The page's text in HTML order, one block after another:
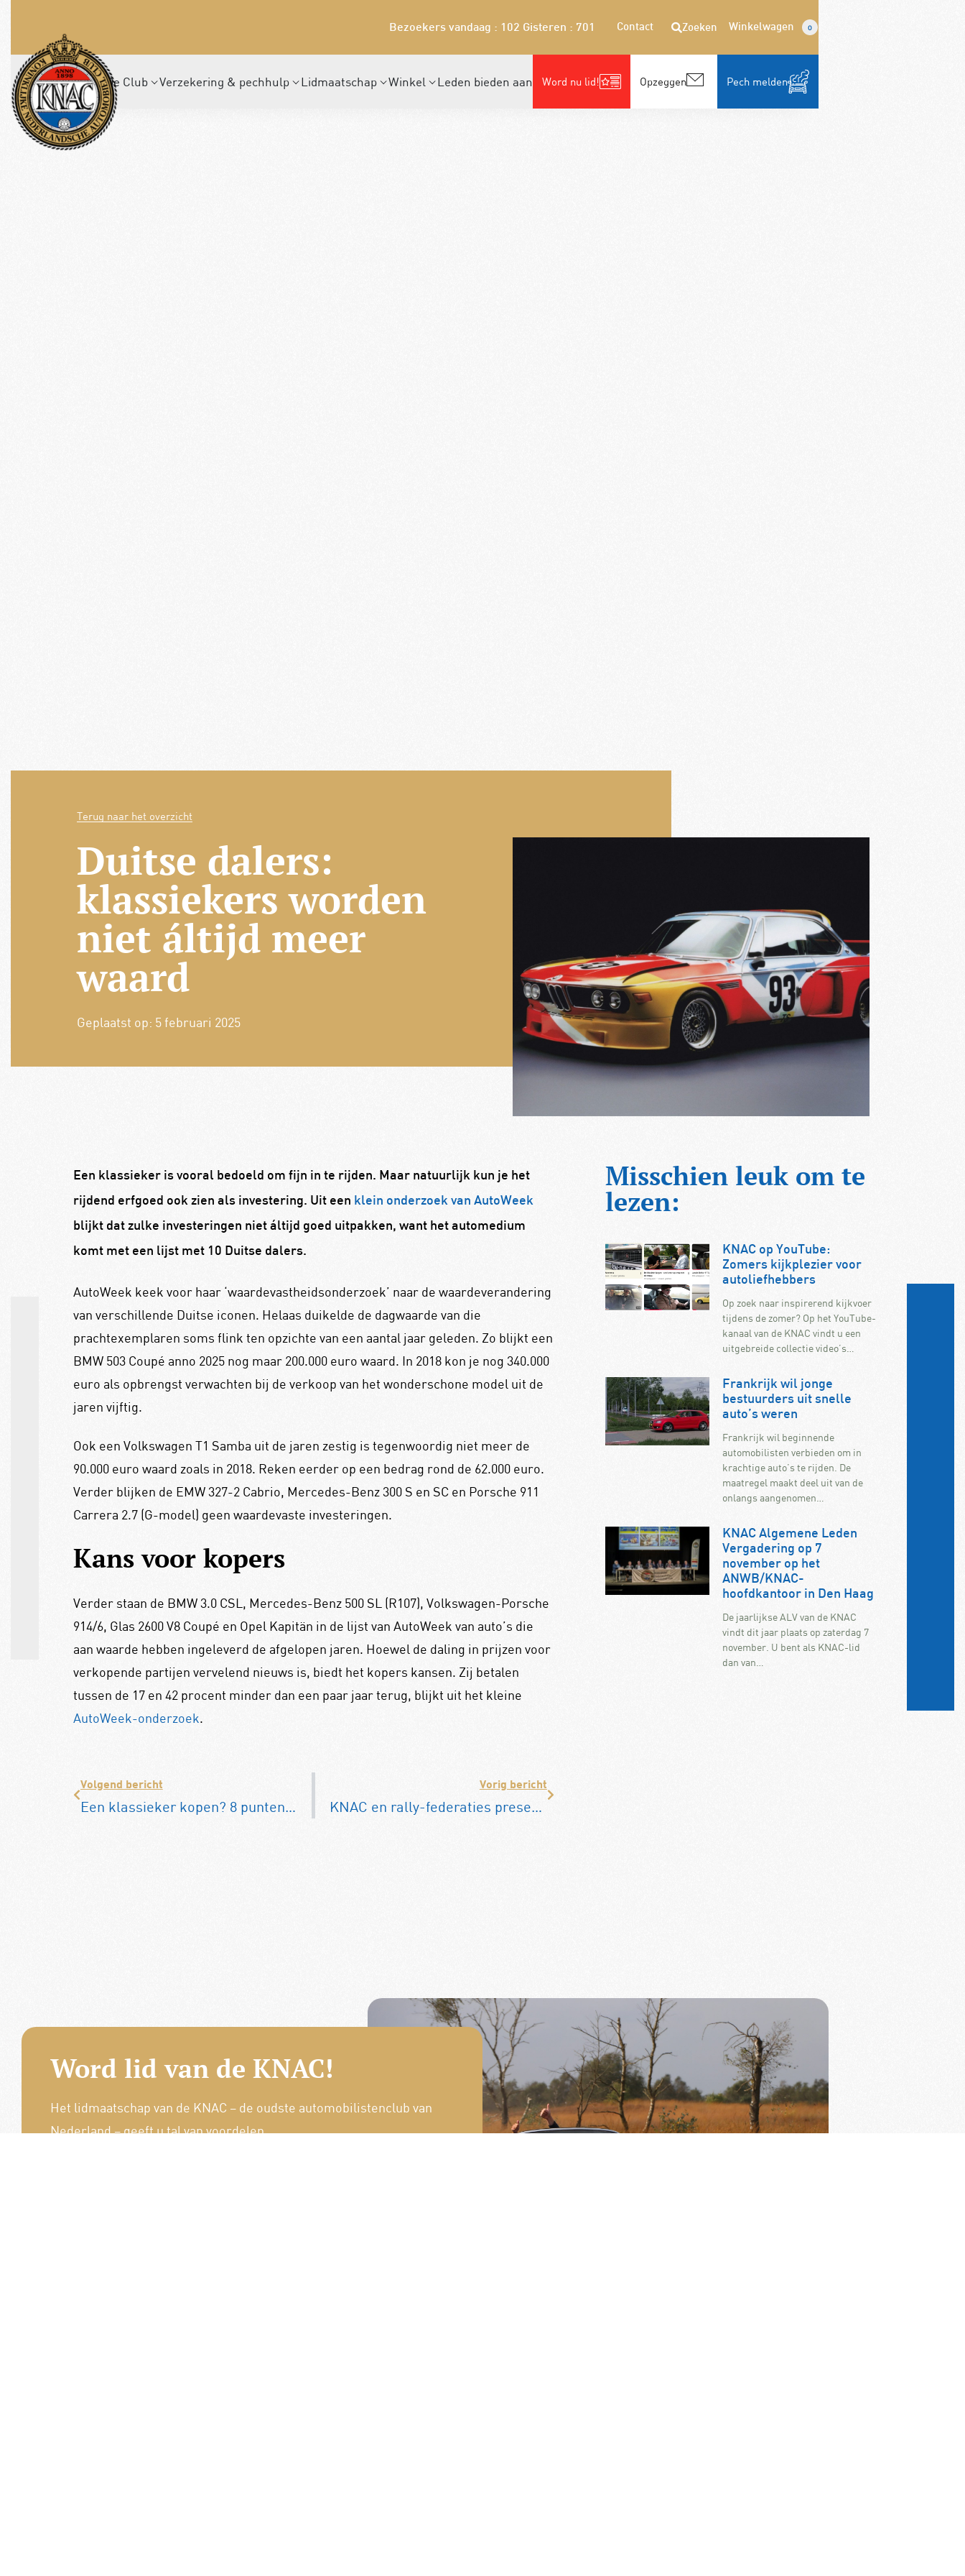
Bezoekers vandaag : 102 Gisteren : 701 Contact Zoeken Winkelwagen 0
De Club Verzekering & pechhulp Lidmaatschap Winkel Leden bieden aan Word nu lid! Opzeggen Pech melden
Terug naar het overzicht
Duitse dalers:
klassiekers worden
niet áltijd meer
waard
Geplaatst op: 5 februari 2025
Een klassieker is vooral bedoeld om fijn in te rijden. Maar natuurlijk kun je het
rijdend erfgoed ook zien als investering. Uit een klein onderzoek van AutoWeek
blijkt dat zulke investeringen niet áltijd goed uitpakken, want het automedium
komt met een lijst met 10 Duitse dalers.
AutoWeek keek voor haar ‘waardevastheidsonderzoek’ naar de waardeverandering
van verschillende Duitse iconen. Helaas duikelde de dagwaarde van die
prachtexemplaren soms flink ten opzichte van een aantal jaar geleden. Zo blijkt een
BMW 503 Coupé anno 2025 nog maar 200.000 euro waard. In 2018 kon je nog 340.000
euro als opbrengst verwachten bij de verkoop van het wonderschone model uit de
jaren vijftig.
Ook een Volkswagen T1 Samba uit de jaren zestig is tegenwoordig niet meer de
90.000 euro waard zoals in 2018. Reken eerder op een bedrag rond de 62.000 euro.
Verder blijken de EMW 327-2 Cabrio, Mercedes-Benz 300 S en SC en Porsche 911
Carrera 2.7 (G-model) geen waardevaste investeringen.
Kans voor kopers
Verder staan de BMW 3.0 CSL, Mercedes-Benz 500 SL (R107), Volkswagen-Porsche
914/6, Glas 2600 V8 Coupé en Opel Kapitän in de lijst van AutoWeek van auto’s die
aan waarde hebben ingeleverd de afgelopen jaren. Hoewel de daling in prijzen voor
verkopende partijen vervelend nieuws is, biedt het kopers kansen. Zij betalen
tussen de 17 en 42 procent minder dan een paar jaar terug, blijkt uit het kleine
AutoWeek-onderzoek.
Volgend bericht
Een klassieker kopen? 8 punten om rekening mee te houden
Vorig bericht
KNAC en rally-federaties presenteren informatiedocument voor organisatoren en deelnemers aan autoritten en rally’s
Misschien leuk om te
lezen:
KNAC op YouTube:
Zomers kijkplezier voor
autoliefhebbers
Op zoek naar inspirerend kijkvoer
tijdens de zomer? Op het YouTube-
kanaal van de KNAC vindt u een
uitgebreide collectie video’s…
Frankrijk wil jonge
bestuurders uit snelle
auto’s weren
Frankrijk wil beginnende
automobilisten verbieden om in
krachtige auto’s te rijden. De
maatregel maakt deel uit van de
onlangs aangenomen…
KNAC Algemene Leden
Vergadering op 7
november op het
ANWB/KNAC-
hoofdkantoor in Den Haag
De jaarlijkse ALV van de KNAC
vindt dit jaar plaats op zaterdag 7
november. U bent als KNAC-lid
dan van…
Word lid van de KNAC!
Het lidmaatschap van de KNAC – de oudste automobilistenclub van
Nederland – geeft u tal van voordelen.